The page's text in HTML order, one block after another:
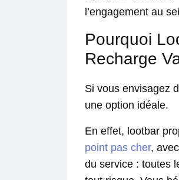
l’engagement au
Pourquoi
Recharge
Si vous envisagez
une option idéale.
En effet, lootbar
point pas cher,
du service : toutes